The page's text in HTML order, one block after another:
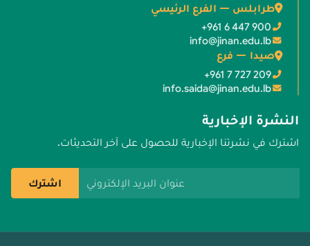
طرابلس — الفرع الرئيسي
+961 6 447 900
info@jinan.edu.lb
صيدا — فرع
+961 7 727 209
info.saida@jinan.edu.lb
النشرة الإخبارية
اشترك في نشرتنا الإخبارية للحصول على آخر التحديثات.
اشترك